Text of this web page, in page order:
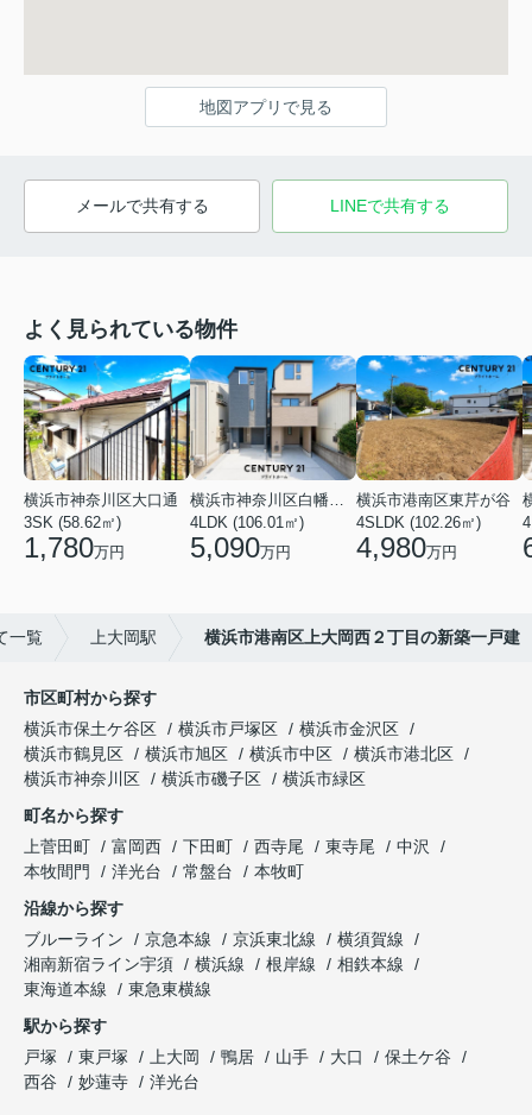
地図アプリで見る
メールで共有する LINEで共有する
よく見られている物件
横浜市神奈川区大口通
3SK (58.62㎡)
1,780万円
横浜市神奈川区白幡東町
4LDK (106.01㎡)
5,090万円
横浜市港南区東芹が谷
4SLDK (102.26㎡)
4,980万円
一覧 上大岡駅 横浜市港南区上大岡西２丁目の新築一戸建
市区町村から探す
横浜市保土ケ谷区
横浜市戸塚区
横浜市金沢区
横浜市鶴見区
横浜市旭区 横浜市中区
横浜市港北区
横浜市神奈川区
横浜市磯子区
横浜市緑区
町名から探す
上菅田町
富岡西 下田町 西寺尾 東寺尾
中沢
本牧間門
洋光台 常盤台
本牧町
沿線から探す
ブルーライン
京急本線 京浜東北線
横須賀線
湘南新宿ライン宇須
横浜線 根岸線
相鉄本線
東海道本線
東急東横線
駅から探す
戸塚
東戸塚 上大岡 鴨居 山手 大口
保土ケ谷
西谷
妙蓮寺 洋光台